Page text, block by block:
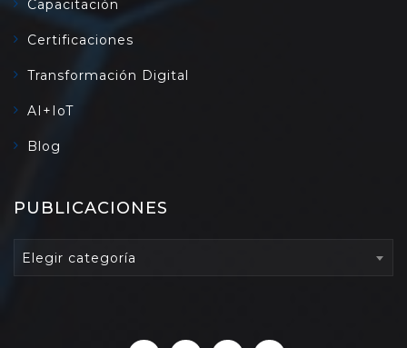
Capacitación
Certificaciones
Transformación Digital
AI+IoT
Blog
PUBLICACIONES
PUBLICACIONES
Elegir categoría